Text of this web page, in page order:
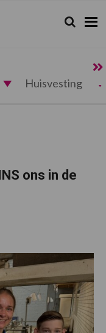
Zoeken...
Zoek
Huisvesting
ons in de